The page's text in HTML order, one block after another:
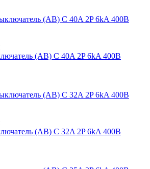
(АВ) C 40A 2P 6kA 400В
(АВ) C 32A 2P 6kA 400В